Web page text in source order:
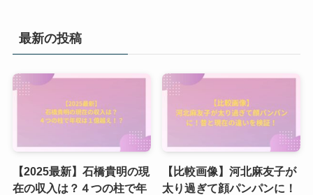
最新の投稿
【2025最新】石橋貴明の現
在の収入は？４つの柱で年
【比較画像】河北麻友子が
太り過ぎて顔パンパンに！